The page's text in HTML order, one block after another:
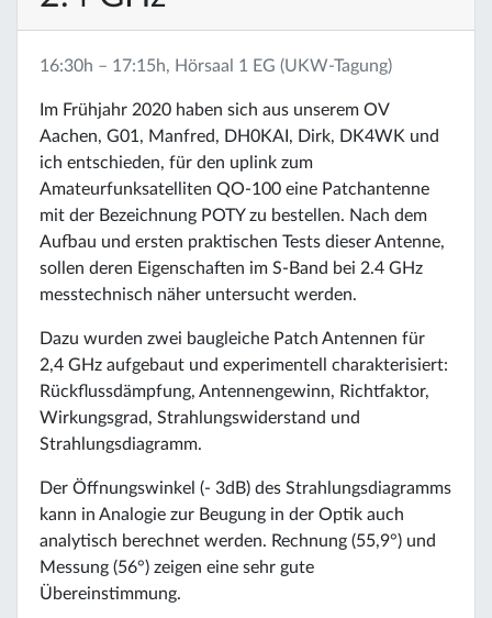
16:30h – 17:15h, Hörsaal 1 EG (UKW-Tagung)
Im Frühjahr 2020 haben sich aus unserem OV
Aachen, G01, Manfred, DH0KAI, Dirk, DK4WK und
ich entschieden, für den uplink zum
Amateurfunksatelliten QO-100 eine Patchantenne
mit der Bezeichnung POTY zu bestellen. Nach dem
Aufbau und ersten praktischen Tests dieser Antenne,
sollen deren Eigenschaften im S-Band bei 2.4 GHz
messtechnisch näher untersucht werden.
Dazu wurden zwei baugleiche Patch Antennen für
2,4 GHz aufgebaut und experimentell charakterisiert:
Rückflussdämpfung, Antennengewinn, Richtfaktor,
Wirkungsgrad, Strahlungswiderstand und
Strahlungsdiagramm.
Der Öffnungswinkel (- 3dB) des Strahlungsdiagramms
kann in Analogie zur Beugung in der Optik auch
analytisch berechnet werden. Rechnung (55,9°) und
Messung (56°) zeigen eine sehr gute
Übereinstimmung.